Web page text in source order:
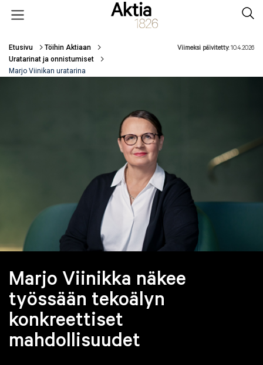
Open menu
Murupolku
Etusivu
Töihin Aktiaan
Uratarinat ja onnistumiset
Marjo Viinikan uratarina
Viimeksi päivitetty:10.4.2026
Marjo Viinikka näkee
työssään tekoälyn
konkreettiset
mahdollisuudet